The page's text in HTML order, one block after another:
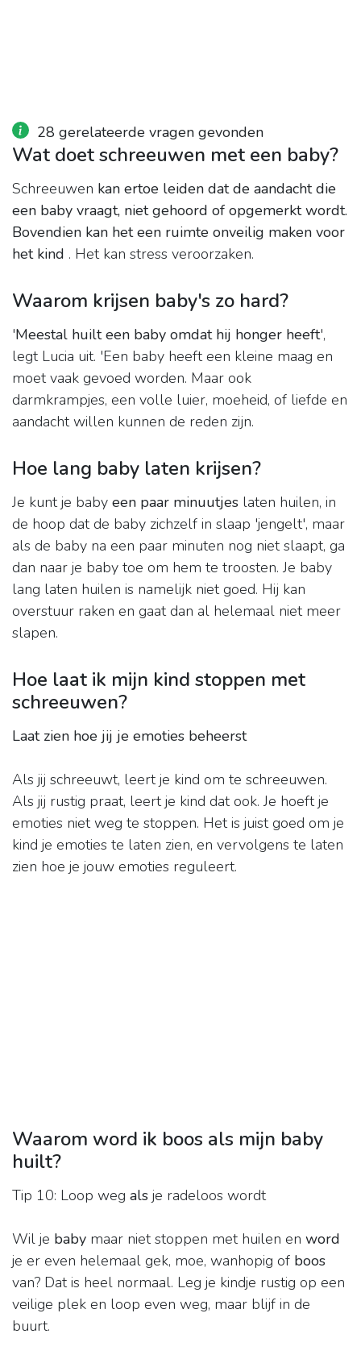
28 gerelateerde vragen gevonden
Wat doet schreeuwen met een baby?
Schreeuwen kan ertoe leiden dat de aandacht die
een baby vraagt, niet gehoord of opgemerkt wordt.
Bovendien kan het een ruimte onveilig maken voor
het kind . Het kan stress veroorzaken.
Waarom krijsen baby's zo hard?
'Meestal huilt een baby omdat hij honger heeft',
legt Lucia uit. 'Een baby heeft een kleine maag en
moet vaak gevoed worden. Maar ook
darmkrampjes, een volle luier, moeheid, of liefde en
aandacht willen kunnen de reden zijn.
Hoe lang baby laten krijsen?
Je kunt je baby een paar minuutjes laten huilen, in
de hoop dat de baby zichzelf in slaap 'jengelt', maar
als de baby na een paar minuten nog niet slaapt, ga
dan naar je baby toe om hem te troosten. Je baby
lang laten huilen is namelijk niet goed. Hij kan
overstuur raken en gaat dan al helemaal niet meer
slapen.
Hoe laat ik mijn kind stoppen met
schreeuwen?
Laat zien hoe jij je emoties beheerst
Als jij schreeuwt, leert je kind om te schreeuwen.
Als jij rustig praat, leert je kind dat ook. Je hoeft je
emoties niet weg te stoppen. Het is juist goed om je
kind je emoties te laten zien, en vervolgens te laten
zien hoe je jouw emoties reguleert.
Waarom word ik boos als mijn baby
huilt?
Tip 10: Loop weg als je radeloos wordt
Wil je baby maar niet stoppen met huilen en word
je er even helemaal gek, moe, wanhopig of boos
van? Dat is heel normaal. Leg je kindje rustig op een
veilige plek en loop even weg, maar blijf in de
buurt.